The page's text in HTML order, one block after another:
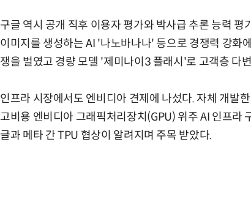
구글 역시 공개 직후 이용자 평가와 박사급 추론 능력
이미지를 생성하는 AI '나노바나나' 등으로 경쟁력 강화
쟁을 벌였고 경량 모델 '제미나이3 플래시'로 고객층 다
인프라 시장에서도 엔비디아 견제에 나섰다. 자체 개발
고비용 엔비디아 그래픽처리장치(GPU) 위주 AI 인프
글과 메타 간 TPU 협상이 알려지며 주목 받았다.